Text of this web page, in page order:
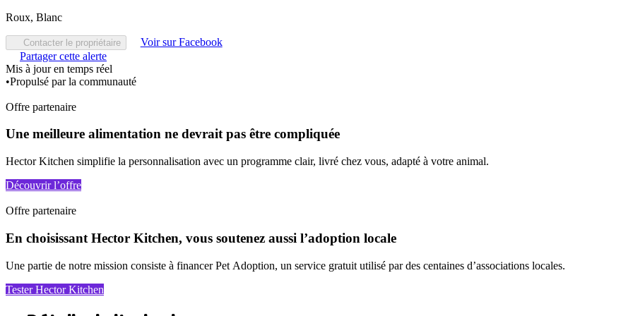
Roux, Blanc
Contacter le propriétaire
Voir sur Facebook
Partager cette alerte
Mis à jour en temps réel
•Propulsé par la communauté
Offre partenaire
Une meilleure alimentation ne devrait pas être compliquée
Hector Kitchen simplifie la personnalisation avec un programme clair, livré chez vous, adapté à votre animal.
Découvrir l’offre
Offre partenaire
En choisissant Hector Kitchen, vous soutenez aussi l’adoption locale
Une partie de notre mission consiste à financer Pet Adoption, un service gratuit utilisé par des centaines d’associations locales.
Tester Hector Kitchen